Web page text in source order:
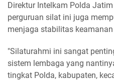
Direktur Intelkam Polda
perguruan silat ini juga
menjaga stabilitas
"Silaturahmi ini sangat
sistem lembaga yang
tingkat Polda, kabupaten,